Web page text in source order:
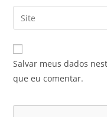
Salvar meus dados
que eu comentar.